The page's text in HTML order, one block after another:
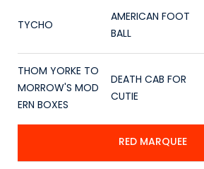
TYCHO
AMERICAN FOOT
BALL
THOM YORKE TO
MORROW'S MOD
ERN BOXES
DEATH CAB FOR
CUTIE
RED MARQUEE